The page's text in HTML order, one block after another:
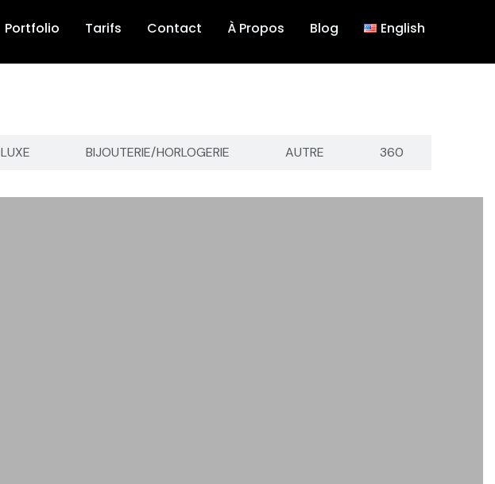
Portfolio Tarifs Contact À Propos Blog English
LUXE BIJOUTERIE/HORLOGERIE AUTRE 360